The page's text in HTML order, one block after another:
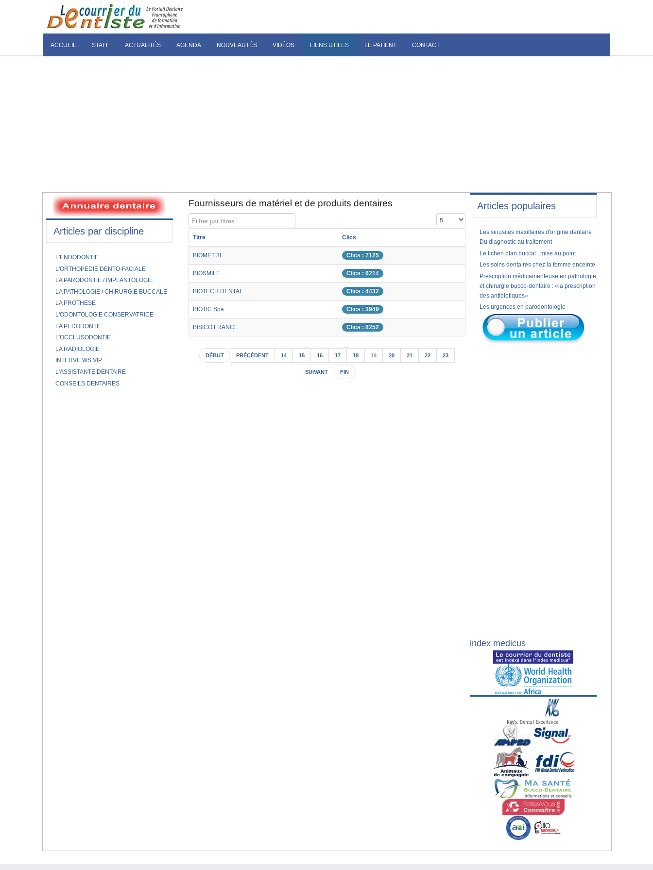
ACCUEIL STAFF ACTUALITÉS AGENDA NOUVEAUTÉS VIDÉOS LIENS UTILES LE PATIENT CONTACT
Fournisseurs de matériel et de produits dentaires
Filtrer par titres Affichage #
Titre Clics
BIOMET 3I Clics : 7125
BIOSMILE Clics : 6214
BIOTECH DENTAL Clics : 4432
BIOTIC Spa Clics : 3949
BISICO FRANCE Clics : 8252
Page 19 sur 147
DÉBUT PRÉCÉDENT 14 15 16 17 18 19 20 21 22 23
SUIVANT FIN
Articles par discipline
L'ENDODONTIE
L'ORTHOPEDIE DENTO-FACIALE
LA PARODONTIE / IMPLANTOLOGIE
LA PATHOLOGIE / CHIRURGIE BUCCALE
LA PROTHESE
L'ODONTOLOGIE CONSERVATRICE
LA PEDODONTIE
L'OCCLUSODONTIE
LA RADIOLOGIE
INTERVIEWS VIP
L'ASSISTANTE DENTAIRE
CONSEILS DENTAIRES
Articles populaires
Les sinusites maxillaires d'origine dentaire :
Du diagnostic au traitement
Le lichen plan buccal : mise au point
Les soins dentaires chez la femme enceinte
Prescription médicamenteuse en pathologie
et chirurgie bucco-dentaire : «la prescription
des antibiotiques»
Les urgences en parodontologie
index medicus